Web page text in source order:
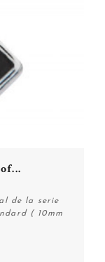
de la serie
( 10mm